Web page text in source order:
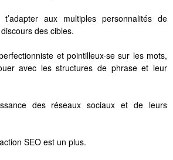
aux multiples personnalités de
des cibles.
et pointilleux·se sur les mots,
avec les structures de phrase et leur
des réseaux sociaux et de leurs
SEO est un plus.